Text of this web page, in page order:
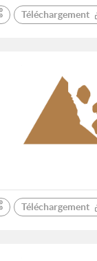
Téléchargement
Téléchargement